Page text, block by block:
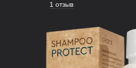
1 отзыв